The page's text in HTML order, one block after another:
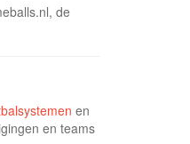
de
en
en teams